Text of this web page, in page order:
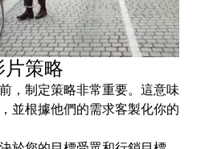
策略
，制定策略非常重要。這意味
並根據他們的需求客製化你的